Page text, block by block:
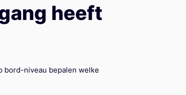
heeft
bord-niveau bepalen welke